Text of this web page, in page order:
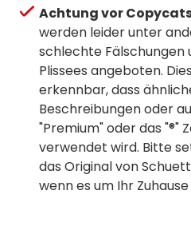
Achtung vor
werden leider unter
schlechte Fälschungen
Plissees angeboten.
erkennbar, dass
Beschreibungen oder
"Premium" oder das "®"
verwendet wird. Bitte
das Original von
wenn es um Ihr